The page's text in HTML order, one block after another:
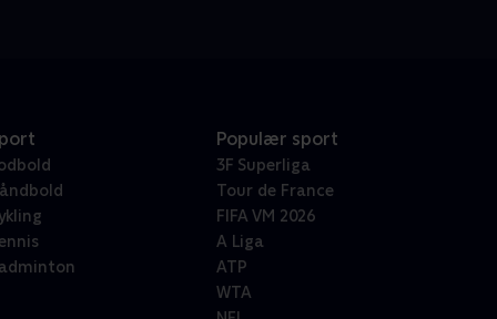
Populær sport
3F Superliga
Tour de France
FIFA VM 2026
A Liga
ATP
WTA